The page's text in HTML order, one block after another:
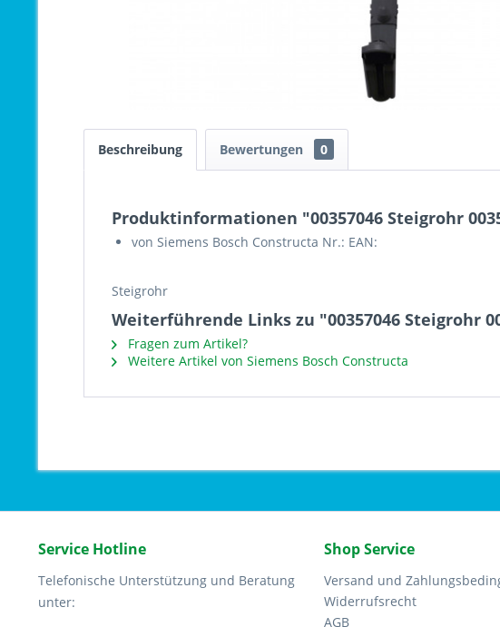
Beschreibung Bewertungen 0
Produktinformationen "00357046 Steigrohr
von Siemens Bosch Constructa Nr.: EAN:
Steigrohr
Weiterführende Links zu "00357046 Steigrohr
Fragen zum Artikel?
Weitere Artikel von Siemens Bosch Constructa
Service Hotline
Telefonische Unterstützung und Beratung
unter:
Shop Service
Versand und
Widerrufsrecht
AGB